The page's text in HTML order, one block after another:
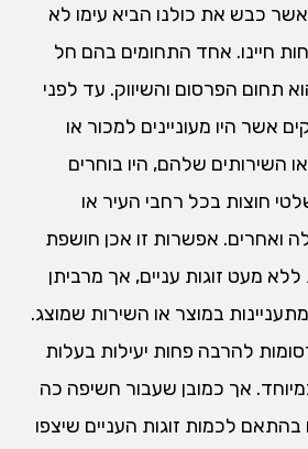
כבש את כולנו הביא עימו לא
חיינו. אחד התחומים בהם חל
תחום הפרסום והשיווק. עד לפני
אשר היו מעוניינים למכור או
השירותים שלהם, היו בוחרים
חוצות בכל רחבי העיר או
ואחרים. אפשרות זו אכן חושפת
מעט זוגות עניים, אך מרביתן
במוצר או השירות שמוצג.
להרבה פחות יעילות בעלות
אך כמובן שעבור חשיפה כה
לכמות זוגות העניים שיצפו